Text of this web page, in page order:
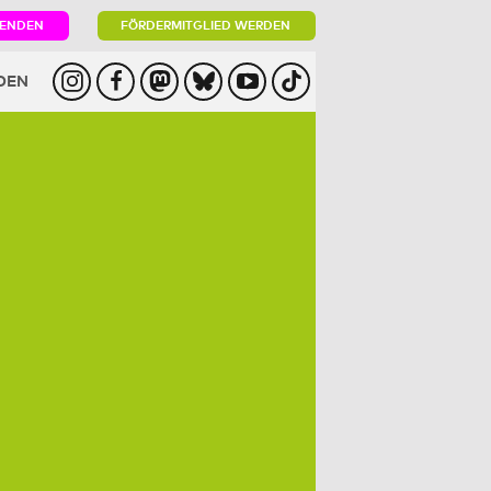
FÖRDERMITGLIED WERDEN